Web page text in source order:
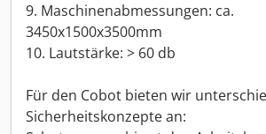
9. Maschinenabmessungen: ca.
3450x1500x3500mm
10. Lautstärke: > 60 db
Für den Cobot bieten wir
Sicherheitskonzepte an: